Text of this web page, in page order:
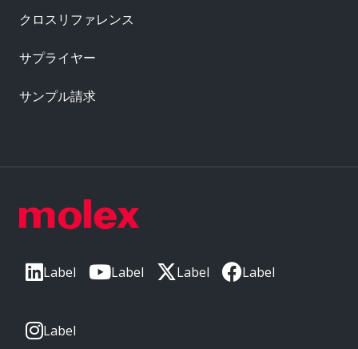
Label Label Label Label
Label
クロスリファレンス
サプライヤー
サンプル請求